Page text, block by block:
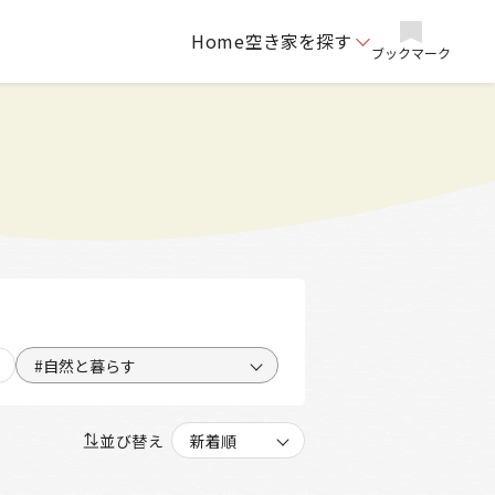
Home空き家を探す ブックマーク
#自然と暮らす
並び替え